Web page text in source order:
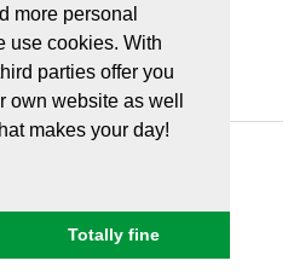
more personal
use cookies. With
parties offer you
own website as well
makes your day!
Totally fine